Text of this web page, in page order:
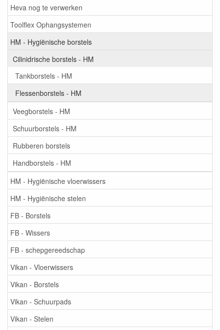
Heva nog te verwerken
Toolflex Ophangsystemen
HM - Hygiënische borstels
Cilinidrische borstels - HM
Tankborstels - HM
Flessenborstels - HM
Veegborstels - HM
Schuurborstels - HM
Rubberen borstels
Handborstels - HM
HM - Hygiënische vloerwissers
HM - Hygiënische stelen
FB - Borstels
FB - Wissers
FB - schepgereedschap
Vikan - Vloerwissers
Vikan - Borstels
Vikan - Schuurpads
Vikan - Stelen